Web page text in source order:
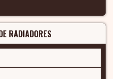
RADIADORES